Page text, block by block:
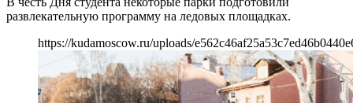
развлекательную программу на ледовых площадках.
https://kudamoscow.ru/uploads/